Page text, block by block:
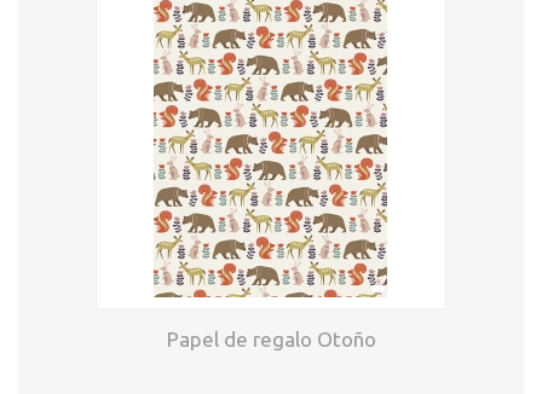
Papel de regalo Otoño